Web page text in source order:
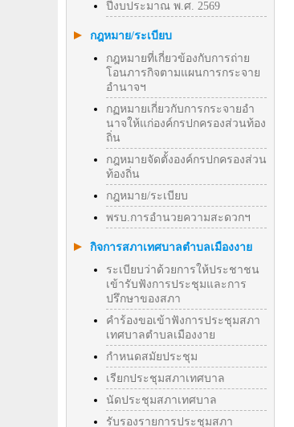
ปีงบประมาณ พ.ศ. 2569
กฎหมาย/ระเบียบ
กฎหมายที่เกี่ยวข้องกับการถ่าย
โอนภารกิจตามแผนการกระจาย
อำนาจฯ
กฏหมายเกี่ยวกับการกระจายอำ
นาจให้แก่องค์กรปกครองส่วนท้อง
ถิ่น
กฎหมายจัดตั้งองค์กรปกครองส่วน
ท้องถิ่น
กฎหมาย/ระเบียบ
พรบ.การอำนวยความสะดวกฯ
กิจการสภาเทศบาลตำบลเมืองงาย
ระเบียบว่าด้วยการให้ประชาชน
เข้ารับฟังการประชุมและการ
ปรึกษาของสภา
คำร้องขอเข้าฟังการประชุมสภา
เทศบาลตำบลเมืองงาย
กำหนดสมัยประชุม
เรียกประชุมสภาเทศบาล
นัดประชุมสภาเทศบาล
รับรองรายการประชุมสภา